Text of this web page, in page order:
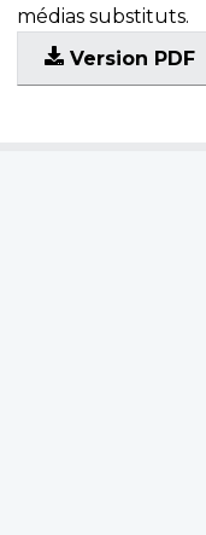
médias substituts.
Version PDF